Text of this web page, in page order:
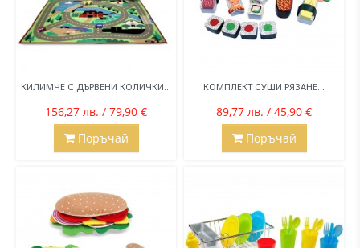
КИЛИМЧЕ С ДЪРВЕНИ КОЛИЧКИ...
156,27 лв. / 79,90 €
Поръчай
КОМПЛЕКТ СУШИ РЯЗАНЕ...
89,77 лв. / 45,90 €
Поръчай